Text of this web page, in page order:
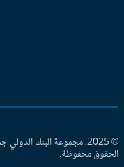
© 2025، مجموعة البنك الدولي جميع
محفوظة.